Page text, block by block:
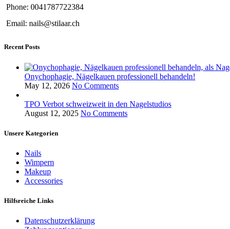
Phone: 0041787722384
Email: nails@stilaar.ch
Recent Posts
Onychophagie, Nägelkauen professionell behandeln!
May 12, 2026 No Comments
TPO Verbot schweizweit in den Nagelstudios
August 12, 2025 No Comments
Unsere Kategorien
Nails
Wimpern
Makeup
Accessories
Hilfsreiche Links
Datenschutzerklärung